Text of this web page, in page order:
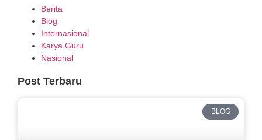
Berita
Blog
Internasional
Karya Guru
Nasional
Post Terbaru
BLOG